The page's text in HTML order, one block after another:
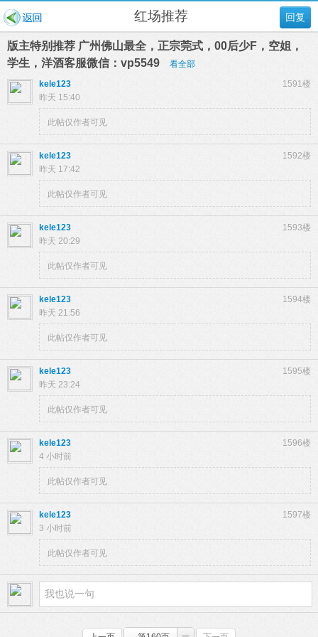
回复
红场推荐
版主特别推荐 广州佛山最全，正宗莞式，00后少F，空姐，
学生，洋酒客服微信：vp5549
看全部
1591楼
kele123
昨天 15:40
此帖仅作者可见
1592楼
kele123
昨天 17:42
此帖仅作者可见
1593楼
kele123
昨天 20:29
此帖仅作者可见
1594楼
kele123
昨天 21:56
此帖仅作者可见
1595楼
kele123
昨天 23:24
此帖仅作者可见
1596楼
kele123
4 小时前
此帖仅作者可见
1597楼
kele123
3 小时前
此帖仅作者可见